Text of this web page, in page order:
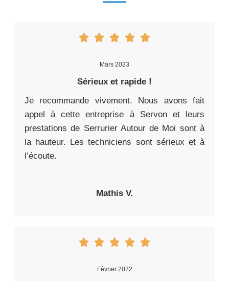
Mars 2023
Sérieux et rapide !
Je recommande vivement. Nous avons fait
appel à cette entreprise à Servon et leurs
prestations de Serrurier Autour de Moi sont à
la hauteur. Les techniciens sont sérieux et à
l’écoute.
Mathis V.
Février 2022